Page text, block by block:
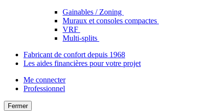
Gainables / Zoning
Muraux et consoles compactes
VRF
Multi-splits
Fabricant de confort depuis 1968
Les aides financières pour votre projet
Me connecter
Professionnel
Fermer